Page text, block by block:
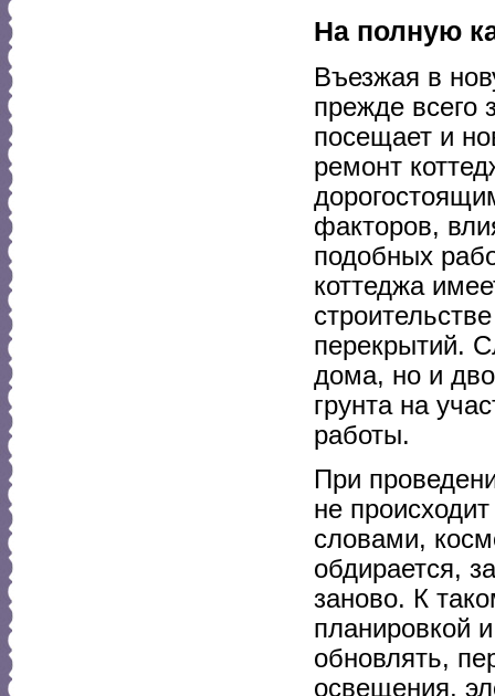
На полную
Въезжая в
прежде всего
посещает и
ремонт
факторов,
подобных
коттеджа
перекрытий.
дома, но и
грунта на
работы.
При
не
словами,
обдирается,
заново. К
планировкой
обновлять,
освещения,